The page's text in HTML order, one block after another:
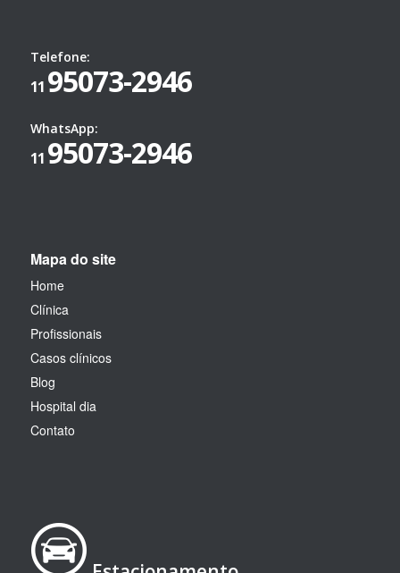
Telefone:
11 95073-2946
WhatsApp:
11 95073-2946
Mapa do site
Home
Clínica
Profissionais
Casos clínicos
Blog
Hospital dia
Contato